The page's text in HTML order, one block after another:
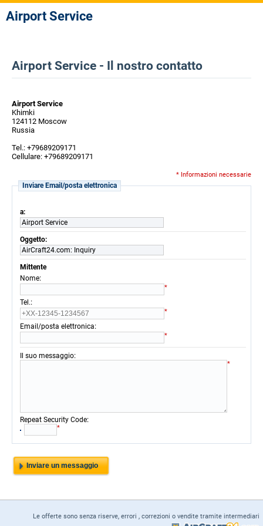
Airport Service
Airport Service - Il nostro contatto
Airport Service
Khimki
124112 Moscow
Russia
Tel.: +79689209171
Cellulare: +79689209171
* Informazioni necessarie
Inviare Email/posta elettronica
a:
Airport Service
Oggetto:
AirCraft24.com: Inquiry
Mittente
Nome:
*
Tel.:
*
Email/posta elettronica:
*
Il suo messaggio:
*
Repeat Security Code:
*
Le offerte sono senza riserve, errori , correzioni o vendite tramite intermediari